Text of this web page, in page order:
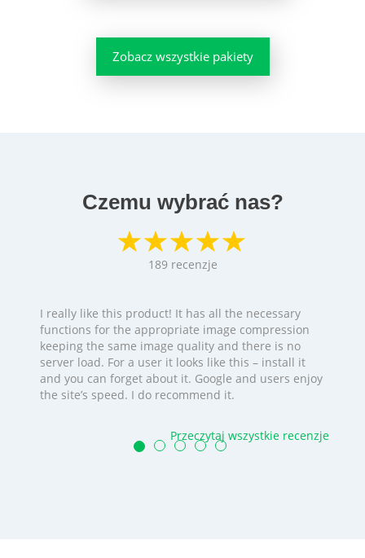
Zobacz wszystkie pakiety
Czemu wybrać nas?
189 recenzje
I really like this product! It has all the necessary
functions for the appropriate image compression
keeping the same image quality and there is no
server load. For a user it looks like this – install it
and you can forget about it. Google and users enjoy
the site’s speed. I do recommend it.
Przeczytaj wszystkie recenzje